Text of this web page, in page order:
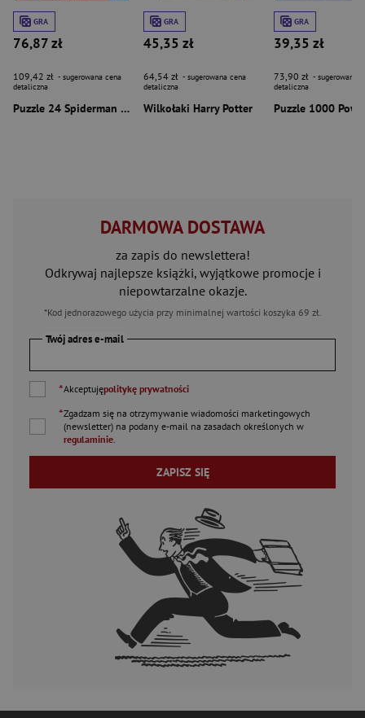
GRA
76,87 zł
109,42 zł - sugerowana cena
detaliczna
Puzzle 24 Spiderman Giant
GRA
45,35 zł
64,54 zł - sugerowana cena
detaliczna
Wilkołaki Harry Potter
GRA
39,35 zł
73,90 zł - sugerowana
detaliczna
DARMOWA DOSTAWA
za zapis do newslettera!
Odkrywaj najlepsze książki, wyjątkowe promocje i
niepowtarzalne okazje.
*Kod jednorazowego użycia przy minimalnej wartości koszyka 69 zł.
Twój adres e-mail
*Akceptujępolitykę prywatności
*Zgadzam się na otrzymywanie wiadomości marketingowych
(newsletter) na podany e-mail na zasadach określonych w
regulaminie.
ZAPISZ SIĘ